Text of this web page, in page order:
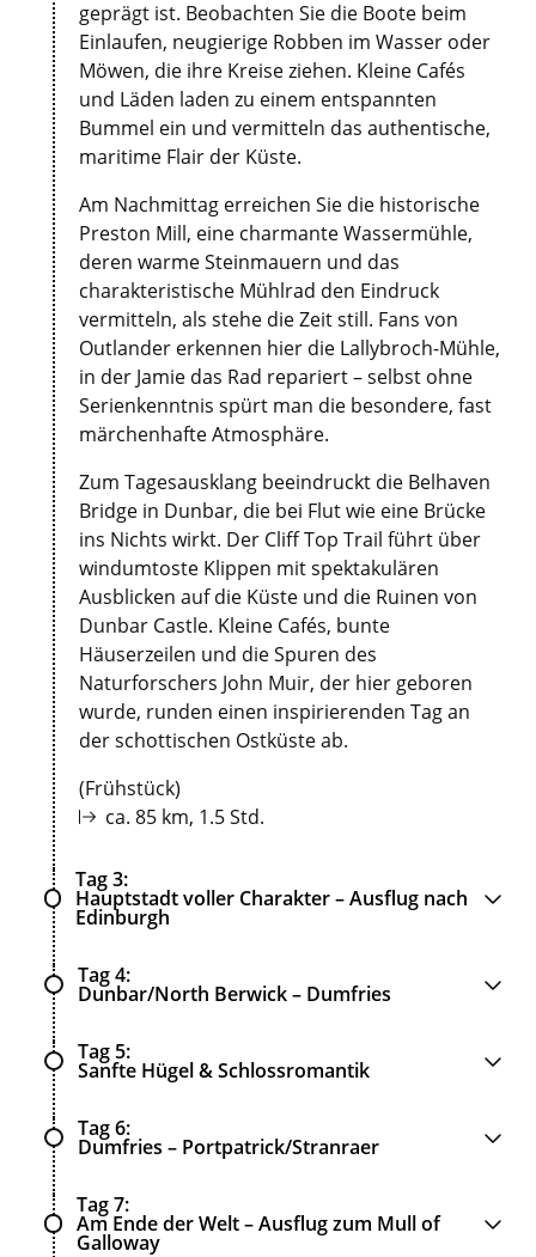
geprägt ist. Beobachten Sie die Boote beim
Einlaufen, neugierige Robben im Wasser oder
Möwen, die ihre Kreise ziehen. Kleine Cafés
und Läden laden zu einem entspannten
Bummel ein und vermitteln das authentische,
maritime Flair der Küste.
Am Nachmittag erreichen Sie die historische
Preston Mill, eine charmante Wassermühle,
deren warme Steinmauern und das
charakteristische Mühlrad den Eindruck
vermitteln, als stehe die Zeit still. Fans von
Outlander erkennen hier die Lallybroch-Mühle,
in der Jamie das Rad repariert – selbst ohne
Serienkenntnis spürt man die besondere, fast
märchenhafte Atmosphäre.
Zum Tagesausklang beeindruckt die Belhaven
Bridge in Dunbar, die bei Flut wie eine Brücke
ins Nichts wirkt. Der Cliff Top Trail führt über
windumtoste Klippen mit spektakulären
Ausblicken auf die Küste und die Ruinen von
Dunbar Castle. Kleine Cafés, bunte
Häuserzeilen und die Spuren des
Naturforschers John Muir, der hier geboren
wurde, runden einen inspirierenden Tag an
der schottischen Ostküste ab.
(Frühstück)
ca. 85 km, 1.5 Std.
Tag 3
Hauptstadt voller Charakter – Ausflug nach
Edinburgh
Tag 4
Dunbar/North Berwick – Dumfries
Tag 5
Sanfte Hügel & Schlossromantik
Tag 6
Dumfries – Portpatrick/Stranraer
Tag 7
Am Ende der Welt – Ausflug zum Mull of
Galloway